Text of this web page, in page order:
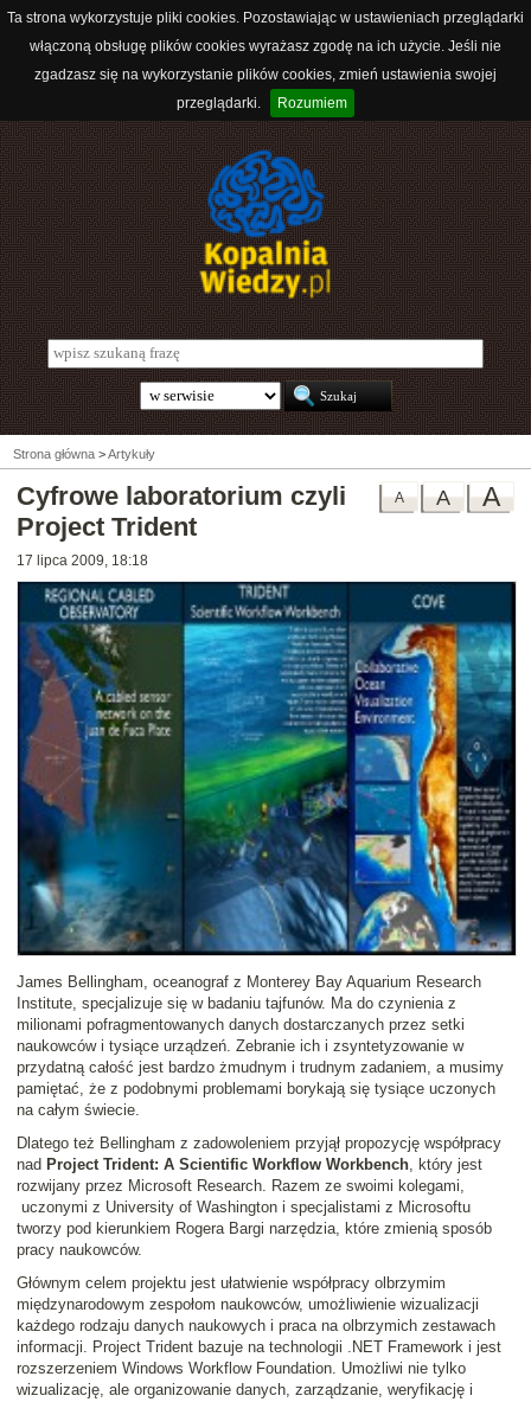
Ta strona wykorzystuje pliki cookies. Pozostawiając w ustawieniach przeglądarki
włączoną obsługę plików cookies wyrażasz zgodę na ich użycie. Jeśli nie
zgadzasz się na wykorzystanie plików cookies, zmień ustawienia swojej
przeglądarki.
Rozumiem
Strona główna >Artykuły
A
A
A
Cyfrowe laboratorium czyli
Project Trident
17 lipca 2009, 18:18
James Bellingham, oceanograf z Monterey Bay Aquarium Research
Institute, specjalizuje się w badaniu tajfunów. Ma do czynienia z
milionami pofragmentowanych danych dostarczanych przez setki
naukowców i tysiące urządzeń. Zebranie ich i zsyntetyzowanie w
przydatną całość jest bardzo żmudnym i trudnym zadaniem, a musimy
pamiętać, że z podobnymi problemami borykają się tysiące uczonych
na całym świecie.
Dlatego też Bellingham z zadowoleniem przyjął propozycję współpracy
nad Project Trident: A Scientific Workflow Workbench, który jest
rozwijany przez Microsoft Research. Razem ze swoimi kolegami,
uczonymi z University of Washington i specjalistami z Microsoftu
tworzy pod kierunkiem Rogera Bargi narzędzia, które zmienią sposób
pracy naukowców.
Głównym celem projektu jest ułatwienie współpracy olbrzymim
międzynarodowym zespołom naukowców, umożliwienie wizualizacji
każdego rodzaju danych naukowych i praca na olbrzymich zestawach
informacji. Project Trident bazuje na technologii .NET Framework i jest
rozszerzeniem Windows Workflow Foundation. Umożliwi nie tylko
wizualizację, ale organizowanie danych, zarządzanie, weryfikację i